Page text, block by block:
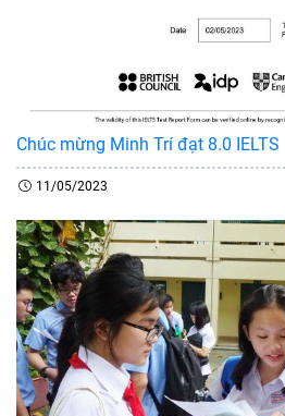
Chúc mừng Minh Trí đạt 8.0 IELTS
11/05/2023